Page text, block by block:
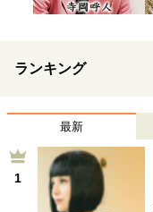
ランキング
最新
1